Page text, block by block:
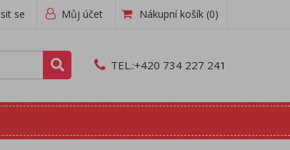
Můj účet
se Nákupní košík (0)
TEL.:+420 734 227 241